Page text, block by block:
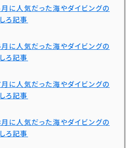
月に人気だった海やダイビングの
ろ記事
月に人気だった海やダイビングの
ろ記事
月に人気だった海やダイビングの
ろ記事
月に人気だった海やダイビングの
ろ記事